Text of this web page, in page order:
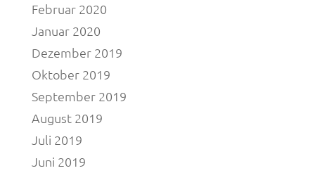
Februar 2020
Januar 2020
Dezember 2019
Oktober 2019
September 2019
August 2019
Juli 2019
Juni 2019